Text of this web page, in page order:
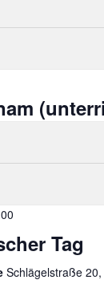
Tag
Schlägelstraße